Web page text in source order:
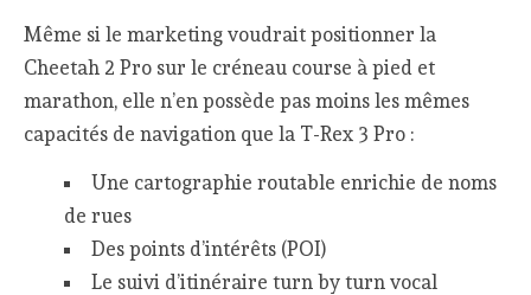
Même si le marketing voudrait positionner la
Cheetah 2 Pro sur le créneau course à pied et
marathon, elle n’en possède pas moins les mêmes
capacités de navigation que la T-Rex 3 Pro :
Une cartographie routable enrichie de noms
de rues
Des points d’intérêts (POI)
Le suivi d’itinéraire turn by turn vocal